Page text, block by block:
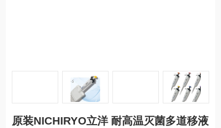
原装NICHIRYO立洋 耐高温灭菌多道移液